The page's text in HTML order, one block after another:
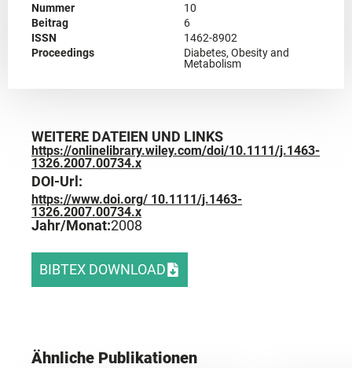
Nummer
10
Beitrag
6
ISSN
1462-8902
Proceedings
Diabetes, Obesity and
Metabolism
WEITERE DATEIEN UND LINKS
https://onlinelibrary.wiley.com/doi/10.1111/j.1463-
1326.2007.00734.x
DOI-Url:
https://www.doi.org/ 10.1111/j.1463-
1326.2007.00734.x
Jahr/Monat:2008
BIBTEX DOWNLOAD
Ähnliche Publikationen